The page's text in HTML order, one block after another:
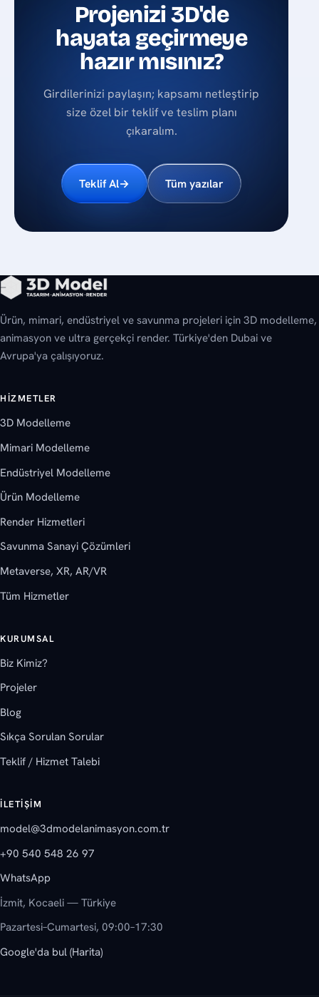
Projenizi 3D'de
hayata geçirmeye
hazır mısınız?
Girdilerinizi paylaşın; kapsamı netleştirip
size özel bir teklif ve teslim planı
çıkaralım.
Teklif Al→ Tüm yazılar
Ürün, mimari, endüstriyel ve savunma projeleri için 3D modelleme,
animasyon ve ultra gerçekçi render. Türkiye'den Dubai ve
Avrupa'ya çalışıyoruz.
HIZMETLER
3D Modelleme
Mimari Modelleme
Endüstriyel Modelleme
Ürün Modelleme
Render Hizmetleri
Savunma Sanayi Çözümleri
Metaverse, XR, AR/VR
Tüm Hizmetler
KURUMSAL
Biz Kimiz?
Projeler
Blog
Sıkça Sorulan Sorular
Teklif / Hizmet Talebi
İLETIŞIM
model@3dmodelanimasyon.com.tr
+90 540 548 26 97
WhatsApp
İzmit, Kocaeli — Türkiye
Pazartesi–Cumartesi, 09:00–17:30
Google'da bul (Harita)